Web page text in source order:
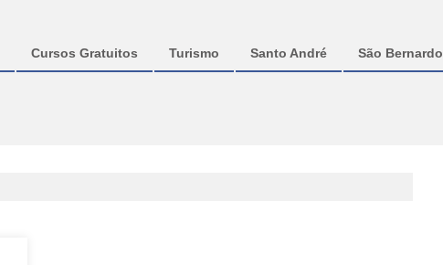
Cursos Gratuitos Turismo Santo André São Bernardo